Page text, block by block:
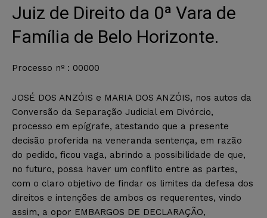
Juiz de Direito da 0ª Vara de
Família de Belo Horizonte.
Processo nº : 00000
JOSÉ DOS ANZÓIS e MARIA DOS ANZÓIS, nos autos da
Conversão da Separação Judicial em Divórcio,
processo em epígrafe, atestando que a presente
decisão proferida na veneranda sentença, em razão
do pedido, ficou vaga, abrindo a possibilidade de que,
no futuro, possa haver um conflito entre as partes,
com o claro objetivo de findar os limites da defesa dos
direitos e intenções de ambos os requerentes, vindo
assim, a opor EMBARGOS DE DECLARAÇÃO,